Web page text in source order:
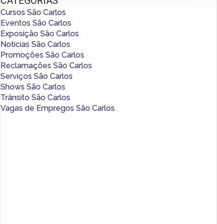
Cursos São Carlos
Eventos São Carlos
Exposição São Carlos
Notícias São Carlos
Promoções São Carlos
Reclamações São Carlos
Serviços São Carlos
Shows São Carlos
Trânsito São Carlos
Vagas de Empregos São Carlos